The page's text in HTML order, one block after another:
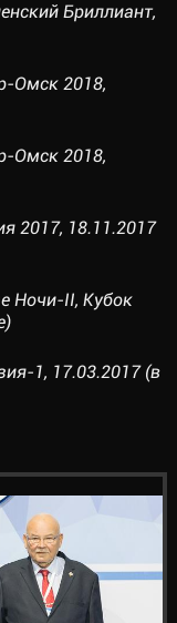
Бриллиант,
Омск 2018,
Омск 2018,
2017, 18.11.2017
Ночи-II, Кубок
1, 17.03.2017 (в